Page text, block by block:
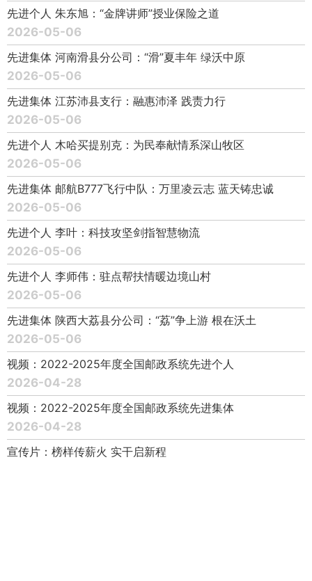
先进个人 朱东旭：“金牌讲师”授业保险之道
2026-05-06
先进集体 河南滑县分公司：“滑”夏丰年 绿沃中原
2026-05-06
先进集体 江苏沛县支行：融惠沛泽 践责力行
2026-05-06
先进个人 木哈买提别克：为民奉献情系深山牧区
2026-05-06
先进集体 邮航B777飞行中队：万里凌云志 蓝天铸忠诚
2026-05-06
先进个人 李叶：科技攻坚剑指智慧物流
2026-05-06
先进个人 李师伟：驻点帮扶情暖边境山村
2026-05-06
先进集体 陕西大荔县分公司：“荔”争上游 根在沃土
2026-05-06
视频：2022-2025年度全国邮政系统先进个人
2026-04-28
视频：2022-2025年度全国邮政系统先进集体
2026-04-28
宣传片：榜样传薪火 实干启新程